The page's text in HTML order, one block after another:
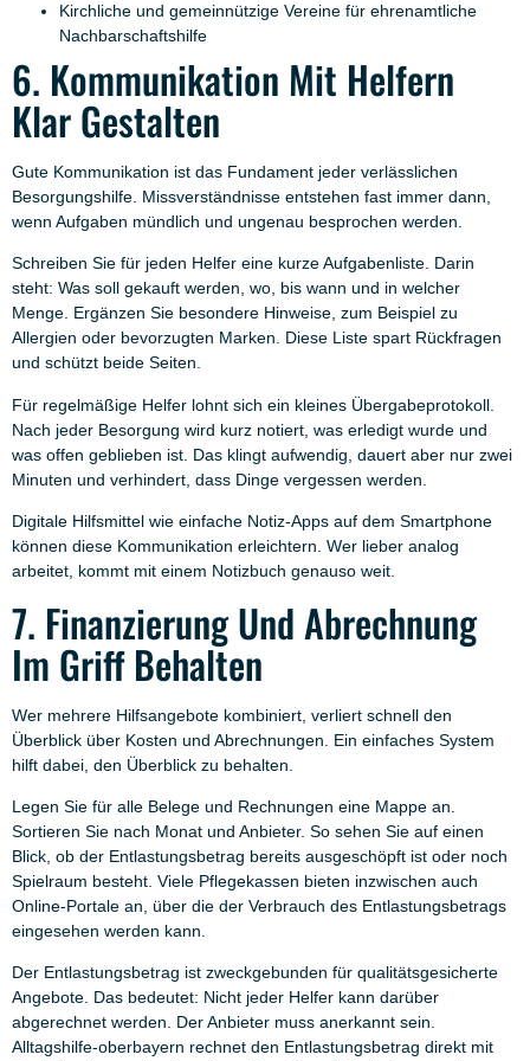
Kirchliche und gemeinnützige Vereine für ehrenamtliche
Nachbarschaftshilfe
6. Kommunikation Mit Helfern
Klar Gestalten
Gute Kommunikation ist das Fundament jeder verlässlichen
Besorgungshilfe. Missverständnisse entstehen fast immer dann,
wenn Aufgaben mündlich und ungenau besprochen werden.
Schreiben Sie für jeden Helfer eine kurze Aufgabenliste. Darin
steht: Was soll gekauft werden, wo, bis wann und in welcher
Menge. Ergänzen Sie besondere Hinweise, zum Beispiel zu
Allergien oder bevorzugten Marken. Diese Liste spart Rückfragen
und schützt beide Seiten.
Für regelmäßige Helfer lohnt sich ein kleines Übergabeprotokoll.
Nach jeder Besorgung wird kurz notiert, was erledigt wurde und
was offen geblieben ist. Das klingt aufwendig, dauert aber nur zwei
Minuten und verhindert, dass Dinge vergessen werden.
Digitale Hilfsmittel wie einfache Notiz-Apps auf dem Smartphone
können diese Kommunikation erleichtern. Wer lieber analog
arbeitet, kommt mit einem Notizbuch genauso weit.
7. Finanzierung Und Abrechnung
Im Griff Behalten
Wer mehrere Hilfsangebote kombiniert, verliert schnell den
Überblick über Kosten und Abrechnungen. Ein einfaches System
hilft dabei, den Überblick zu behalten.
Legen Sie für alle Belege und Rechnungen eine Mappe an.
Sortieren Sie nach Monat und Anbieter. So sehen Sie auf einen
Blick, ob der Entlastungsbetrag bereits ausgeschöpft ist oder noch
Spielraum besteht. Viele Pflegekassen bieten inzwischen auch
Online-Portale an, über die der Verbrauch des Entlastungsbetrags
eingesehen werden kann.
Der Entlastungsbetrag ist zweckgebunden für qualitätsgesicherte
Angebote. Das bedeutet: Nicht jeder Helfer kann darüber
abgerechnet werden. Der Anbieter muss anerkannt sein.
Alltagshilfe-oberbayern rechnet den Entlastungsbetrag direkt mit